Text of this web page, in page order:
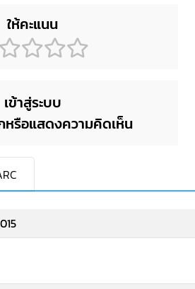
ให้คะแนน
เข้าสู่ระบบ
รือแสดงความคิดเห็น